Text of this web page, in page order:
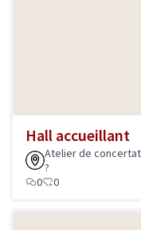
Hall accueillant
Atelier de
?
0
0